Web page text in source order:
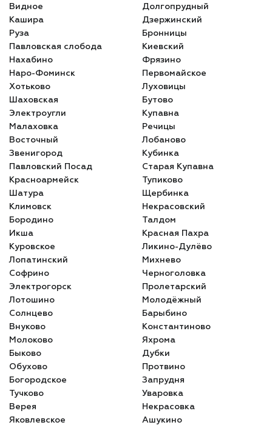
Видное
Долгопрудный
Кашира
Дзержинский
Руза
Бронницы
Павловская слобода
Киевский
Нахабино
Фрязино
Наро-Фоминск
Первомайское
Хотьково
Луховицы
Шаховская
Бутово
Электроугли
Купавна
Малаховка
Речицы
Восточный
Лобаново
Звенигород
Кубинка
Павловский Посад
Старая Купавна
Красноармейск
Тупиково
Шатура
Щербинка
Климовск
Некрасовский
Бородино
Талдом
Икша
Красная Пахра
Куровское
Ликино-Дулёво
Лопатинский
Михнево
Софрино
Черноголовка
Электрогорск
Пролетарский
Лотошино
Молодёжный
Солнцево
Барыбино
Внуково
Константиново
Молоково
Яхрома
Быково
Дубки
Обухово
Протвино
Богородское
Запрудня
Тучково
Уваровка
Верея
Некрасовка
Яковлевское
Ашукино